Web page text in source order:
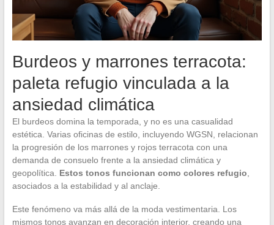
Burdeos y marrones terracota:
paleta refugio vinculada a la
ansiedad climática
El burdeos domina la temporada, y no es una casualidad
estética. Varias oficinas de estilo, incluyendo WGSN, relacionan
la progresión de los marrones y rojos terracota con una
demanda de consuelo frente a la ansiedad climática y
geopolítica. Estos tonos funcionan como colores refugio
asociados a la estabilidad y al anclaje.
Este fenómeno va más allá de la moda vestimentaria. Los
mismos tonos avanzan en decoración interior, creando una